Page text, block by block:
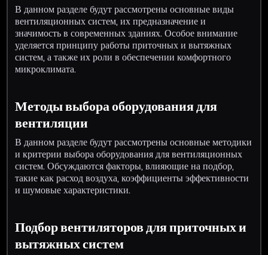
В данном разделе будут рассмотрены основные виды
вентиляционных систем, их предназначение и
значимость в современных зданиях. Особое внимание
уделяется принципу работы приточных и вытяжных
систем, а также их роли в обеспечении комфортного
микроклимата.
Методы выбора оборудования для
вентиляции
В данном разделе будут рассмотрены основные методики
и критерии выбора оборудования для вентиляционных
систем. Обсуждаются факторы, влияющие на подбор,
такие как расход воздуха, коэффициенты эффективности
и шумовые характеристики.
Подбор вентиляторов для приточных и
вытяжных систем